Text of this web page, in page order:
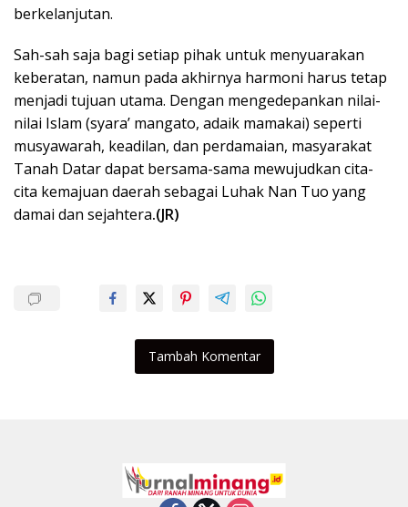
berkelanjutan.
Sah-sah saja bagi setiap pihak untuk menyuarakan
keberatan, namun pada akhirnya harmoni harus tetap
menjadi tujuan utama. Dengan mengedepankan nilai-
nilai Islam (syara’ mangato, adaik mamakai) seperti
musyawarah, keadilan, dan perdamaian, masyarakat
Tanah Datar dapat bersama-sama mewujudkan cita-
cita kemajuan daerah sebagai Luhak Nan Tuo yang
damai dan sejahtera.(JR)
Tambah Komentar